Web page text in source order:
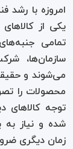
امروزه با رشد
یکی از
تمامی
سازمان‌ها،
می‌شوند و
محصولات را
توجه کالاهای
شده و نیاز
زمان دیگری